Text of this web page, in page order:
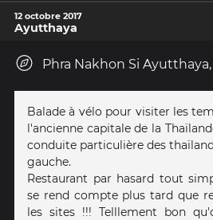
12 octobre 2017
Ayutthaya
Phra Nakhon Si
Balade à vélo pour visiter les
l'ancienne capitale de la
conduite particulière des
gauche.
Restaurant par hasard tout
se rend compte plus tard que
les sites !!! Telllement bon